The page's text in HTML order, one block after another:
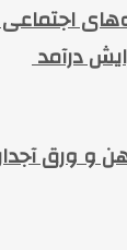
درآمد
و ورق